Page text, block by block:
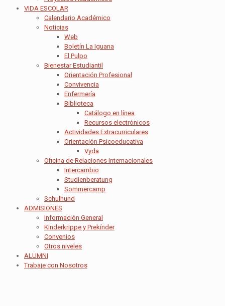
VIDA ESCOLAR
Calendario Académico
Noticias
Web
Boletín La Iguana
El Pulpo
Bienestar Estudiantil
Orientación Profesional
Convivencia
Enfermería
Biblioteca
Catálogo en línea
Recursos electrónicos
Actividades Extracurriculares
Orientación Psicoeducativa
Vyda
Oficina de Relaciones Internacionales
Intercambio
Studienberatung
Sommercamp
Schulhund
ADMISIONES
Información General
Kinderkrippe y Prekínder
Convenios
Otros niveles
ALUMNI
Trabaje con Nosotros